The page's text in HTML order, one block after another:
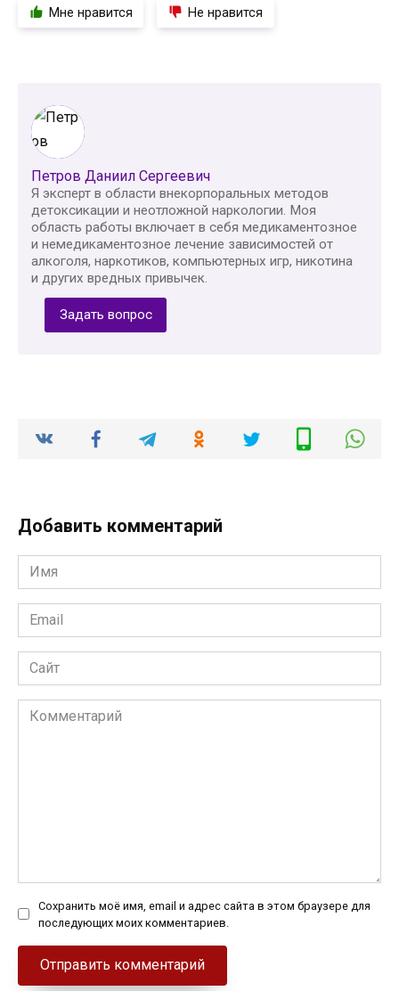
Мне нравится Не нравится
Петров Даниил Сергеевич
Я эксперт в области внекорпоральных методов
детоксикации и неотложной наркологии. Моя
область работы включает в себя медикаментозное
и немедикаментозное лечение зависимостей от
алкоголя, наркотиков, компьютерных игр, никотина
и других вредных привычек.
Задать вопрос
Добавить комментарий
Имя
*
Email
*
Сайт
Комментарий
Сохранить моё имя, email и адрес сайта в этом браузере для
последующих моих комментариев.